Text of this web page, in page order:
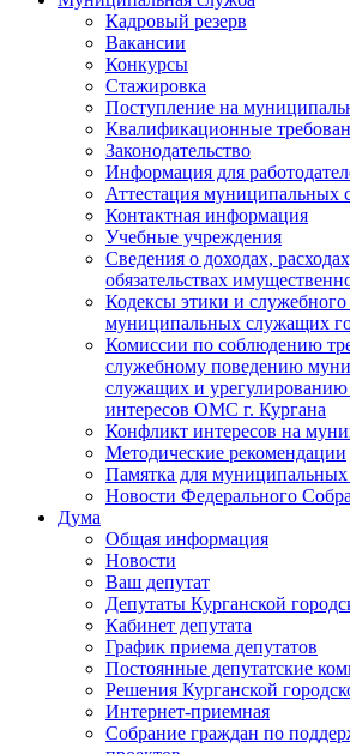
Кадровый резерв
Вакансии
Конкурсы
Стажировка
Поступление на
Квалификационные
Законодательство
Информация для
Аттестация муниципальных
Контактная информация
Учебные учреждения
Сведения о доходах,
обязательствах
Кодексы этики и служебного
муниципальных служащих
Комиссии по соблюдению
служебному поведению
служащих и урегулированию
интересов ОМС г. Кургана
Конфликт интересов на
Методические рекомендации
Памятка для
Новости Федерального
Дума
Общая информация
Новости
Ваш депутат
Депутаты Курганской
Кабинет депутата
График приема депутатов
Постоянные депутатские
Решения Курганской
Интернет-приемная
Собрание граждан по